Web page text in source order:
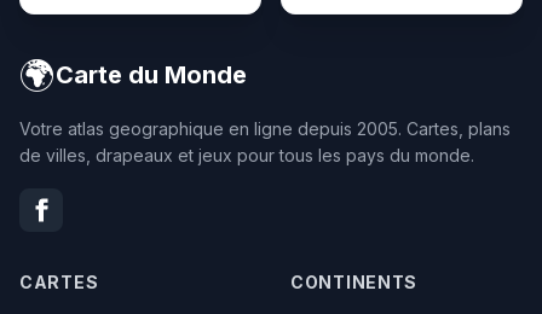
🌍Carte du Monde
Votre atlas geographique en ligne depuis 2005. Cartes, plans
de villes, drapeaux et jeux pour tous les pays du monde.
CARTES CONTINENTS